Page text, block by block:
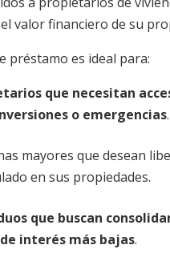
valor financiero de su
préstamo es ideal para:
que necesitan
o emergencias.
mayores que desean
en sus propiedades.
que buscan
interés más bajas.